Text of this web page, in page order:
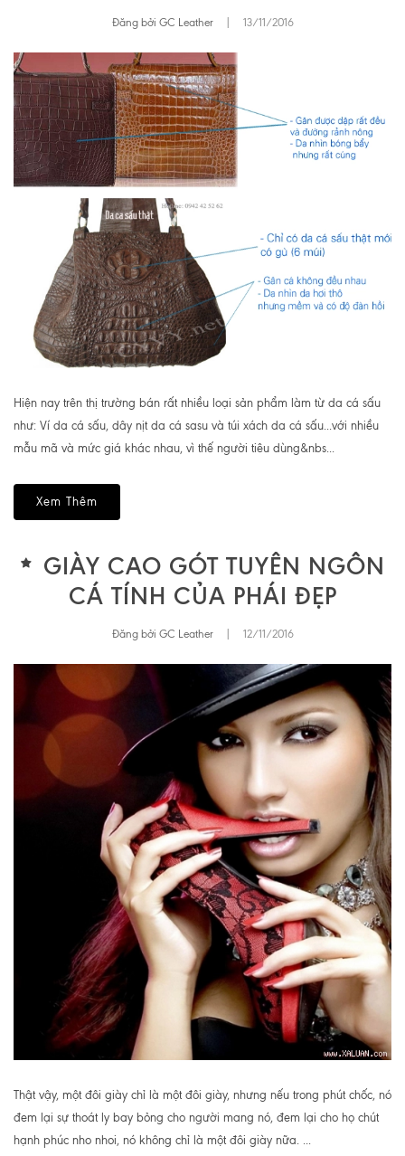
Đăng bởi GC Leather 13/11/2016
Hiện nay trên thị trường bán rất nhiều loại sản phẩm làm từ da cá sấu
như: Ví da cá sấu, dây nịt da cá sasu và túi xách da cá sấu...với nhiều
mẫu mã và mức giá khác nhau, vì thế người tiêu dùng&nbs...
Xem Thêm
GIÀY CAO GÓT TUYÊN NGÔN
CÁ TÍNH CỦA PHÁI ĐẸP
Đăng bởi GC Leather 12/11/2016
Thật vậy, một đôi giày chỉ là một đôi giày, nhưng nếu trong phút chốc, nó
đem lại sự thoát ly bay bỏng cho người mang nó, đem lại cho họ chút
hạnh phúc nho nhoi, nó không chỉ là một đôi giày nữa. ...